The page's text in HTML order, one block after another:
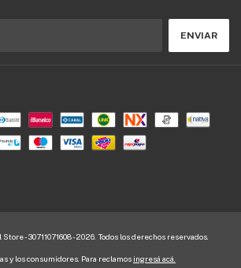
- 30711071608 - 2026. Todos los derechos reservados.
y los consumidores. Para reclamos ingresá acá.